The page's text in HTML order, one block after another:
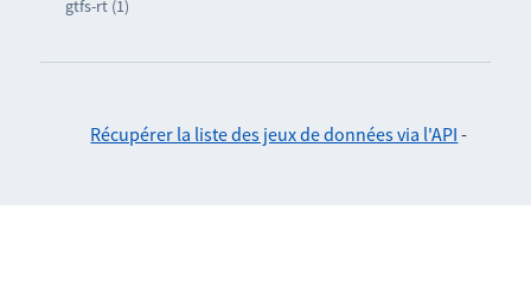
gtfs-rt (1)
Récupérer la liste des jeux de données via l'API -